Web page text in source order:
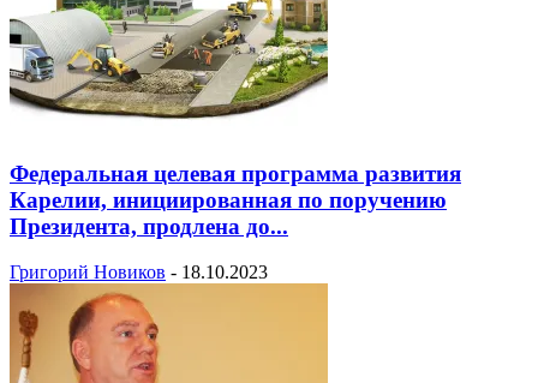
Федеральная целевая программа развития
Карелии, инициированная по поручению
Президента, продлена до...
Григорий Новиков - 18.10.2023